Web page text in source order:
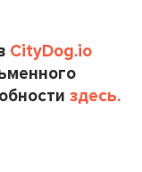
CityDog.io
здесь.